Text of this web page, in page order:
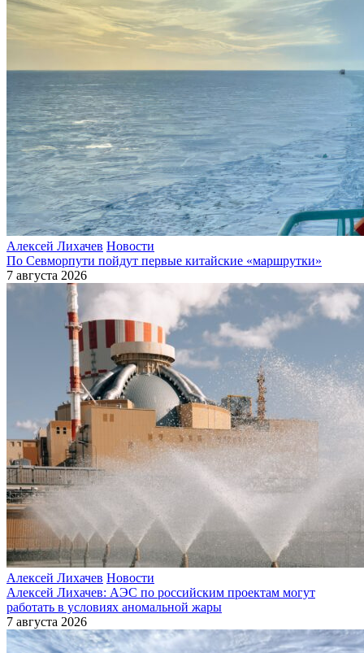
Алексей Лихачев Новости
По Севморпути пойдут первые китайские «маршрутки»
7 августа 2026
Алексей Лихачев Новости
Алексей Лихачев: АЭС по российским проектам могут
работать в условиях аномальной жары
7 августа 2026